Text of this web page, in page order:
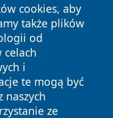
cookies, aby
także plików
od
celach
i
te mogą być
naszych
ze
prawa zastrzeżone.